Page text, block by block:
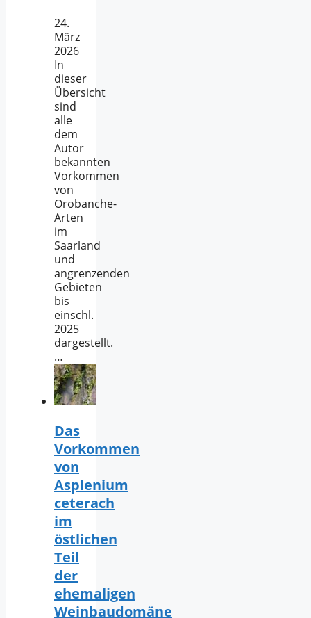
24.
März
2026
In
dieser
Übersicht
sind
alle
dem
Autor
bekannten
Vorkommen
von
Orobanche-
Arten
im
Saarland
und
angrenzenden
Gebieten
bis
einschl.
2025
dargestellt.
…
Das
Vorkommen
von
Asplenium
ceterach
im
östlichen
Teil
der
ehemaligen
Weinbaudomäne